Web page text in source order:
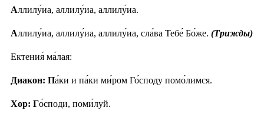
Аллилу́иа, аллилу́иа, аллилу́иа.
Аллилу́иа, аллилу́иа, аллилу́иа, сла́ва Тебе́ Бо́же. (Трижды)
Ектения́ ма́лая:
Диакон: Па́ки и па́ки ми́ром Го́споду помо́лимся.
Хор: Го́споди, поми́луй.